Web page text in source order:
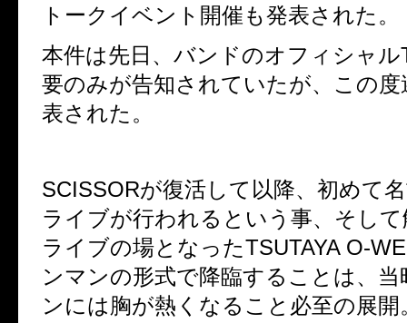
トークイベント開催も発表された。
本件は先日、バンドのオフィシャル
要のみが告知されていたが、この度
表された。
SCISSORが復活して以降、初めて
ライブが行われるという事、そし
ライブの場となったTSUTAYA O-
ンマンの形式で降臨することは、
ンには胸が熱くなること必至の展開